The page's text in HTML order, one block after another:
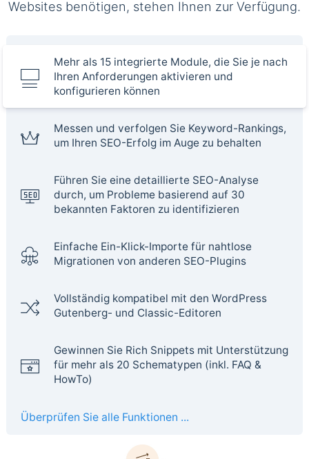
Websites benötigen, stehen Ihnen zur Verfügung.
Mehr als 15 integrierte Module, die Sie je nach
Ihren Anforderungen aktivieren und
konfigurieren können
Messen und verfolgen Sie Keyword-Rankings,
um Ihren SEO-Erfolg im Auge zu behalten
Führen Sie eine detaillierte SEO-Analyse
durch, um Probleme basierend auf 30
bekannten Faktoren zu identifizieren
Einfache Ein-Klick-Importe für nahtlose
Migrationen von anderen SEO-Plugins
Vollständig kompatibel mit den WordPress
Gutenberg- und Classic-Editoren
Gewinnen Sie Rich Snippets mit Unterstützung
für mehr als 20 Schematypen (inkl. FAQ &
HowTo)
Überprüfen Sie alle Funktionen ...